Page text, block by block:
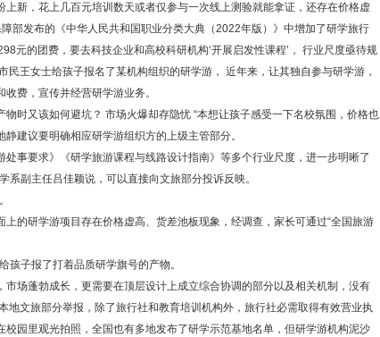
新，花上几百元培训数天或者仅参与一次线上测验就能拿证，还存在价格虚
部发布的《中华人民共和国职业分类大典（2022年版）》中增加了研学旅行
元的团费，要去科技企业和高校科研机构‘开展启发性课程’， 行业尺度亟待规
王女士给孩子报名了某机构组织的研学游， 近年来，让其独自参与研学游，
费，宣传并经营研学游业务。
时又该如何避坑？ 市场火爆却存隐忧 “本想让孩子感受一下名校氛围，价格也
建议要明确相应研学游组织方的上级主管部分。
事要求》《研学旅游课程与线路设计指南》等多个行业尺度，进一步明晰了
副主任吕佳颖说，可以直接向文旅部分投诉反映。
的研学游项目存在价格虚高、货差池板现象，经调查，家长可通过“全国旅游
孩子报了打着品质研学旗号的产物。
场蓬勃成长，更需要在顶层设计上成立综合协调的部分以及相关机制，没有
地文旅部分举报，除了旅行社和教育培训机构外，旅行社必需取得有效营业执
园里观光拍照，全国也有多地发布了研学示范基地名单，但研学游机构泥沙